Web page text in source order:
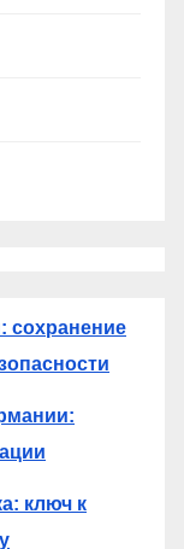
сохранение
ключ к